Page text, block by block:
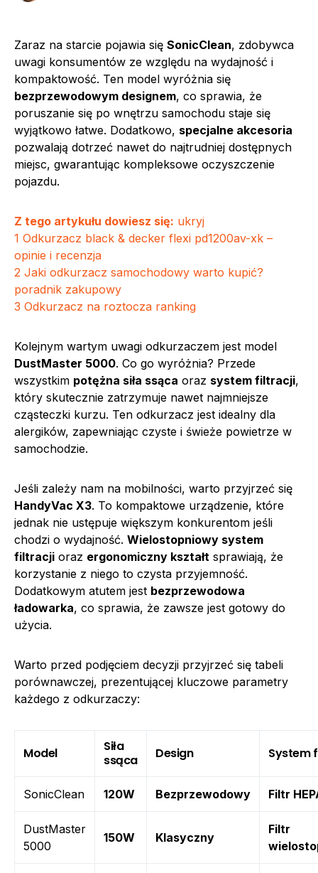
Zaraz na starcie pojawia się SonicClean, zdobywca
uwagi konsumentów ze względu na wydajność i
kompaktowość. Ten model wyróżnia się
bezprzewodowym designem, co sprawia, że
poruszanie się po wnętrzu samochodu staje się
wyjątkowo łatwe. Dodatkowo, specjalne akcesoria
pozwalają dotrzeć nawet do najtrudniej dostępnych
miejsc, gwarantując kompleksowe oczyszczenie
pojazdu.
Z tego artykułu dowiesz się: ukryj
1 Odkurzacz black & decker flexi pd1200av-xk –
opinie i recenzja
2 Jaki odkurzacz samochodowy warto kupić?
poradnik zakupowy
3 Odkurzacz na roztocza ranking
Kolejnym wartym uwagi odkurzaczem jest model
DustMaster 5000. Co go wyróżnia? Przede
wszystkim potężna siła ssąca oraz system filtracji,
który skutecznie zatrzymuje nawet najmniejsze
cząsteczki kurzu. Ten odkurzacz jest idealny dla
alergików, zapewniając czyste i świeże powietrze w
samochodzie.
Jeśli zależy nam na mobilności, warto przyjrzeć się
HandyVac X3. To kompaktowe urządzenie, które
jednak nie ustępuje większym konkurentom jeśli
chodzi o wydajność. Wielostopniowy system
filtracji oraz ergonomiczny kształt sprawiają, że
korzystanie z niego to czysta przyjemność.
Dodatkowym atutem jest bezprzewodowa
ładowarka, co sprawia, że zawsze jest gotowy do
użycia.
Warto przed podjęciem decyzji przyjrzeć się tabeli
porównawczej, prezentującej kluczowe parametry
każdego z odkurzaczy:
Model
Siła
ssąca
Design System
SonicClean 120W Bezprzewodowy Filtr
DustMaster
5000
150W Klasyczny
Filtr